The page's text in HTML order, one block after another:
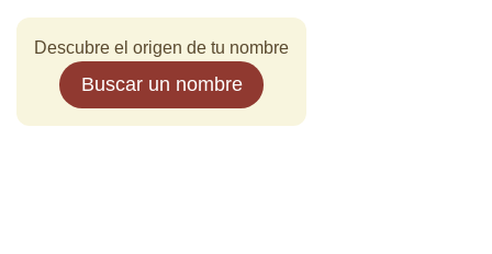
Descubre el origen de tu nombre
Buscar un nombre